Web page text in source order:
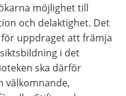
möjlighet till
och delaktighet. Det
uppdraget att främja
i det
ska därför
välkomnande,